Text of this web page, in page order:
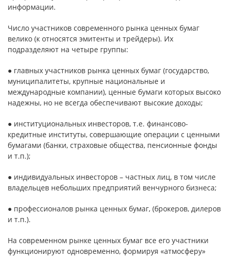
информации.
Число участников современного рынка ценных бумаг
велико (к относятся эмитенты и трейдеры). Их
подразделяют на четыре группы:
● главных участников рынка ценных бумаг (государство,
муниципалитеты, крупные национальные и
международные компании), ценные бумаги которых высоко
надежны, но не всегда обеспечивают высокие доходы;
● институциональных инвесторов, т.е. финансово-
кредитные институты, совершающие операции с ценными
бумагами (банки, страховые общества, пенсионные фонды
и т.п.);
● индивидуальных инвесторов – частных лиц, в том числе
владельцев небольших предприятий венчурного бизнеса;
● профессионалов рынка ценных бумаг, (брокеров, дилеров
и т.п.).
На современном рынке ценных бумаг все его участники
функционируют одновременно, формируя «атмосферу»